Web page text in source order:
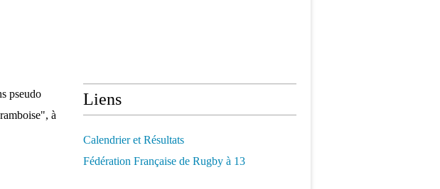
pseudo
à
Liens
Calendrier et Résultats
Fédération Française de Rugby à 13